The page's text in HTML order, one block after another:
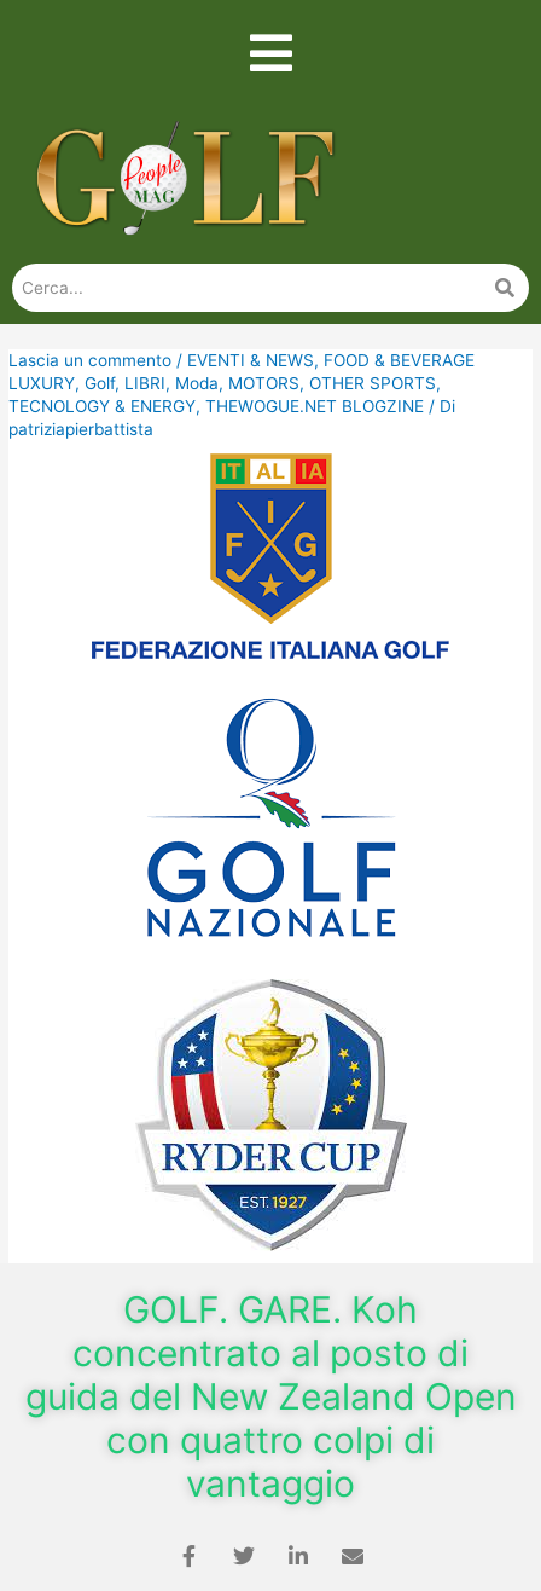
Lascia un commento / EVENTI & NEWS, FOOD & BEVERAGE
LUXURY,Golf, LIBRI, Moda, MOTORS,OTHER SPORTS,
TECNOLOGY & ENERGY,THEWOGUE.NET BLOGZINE / Di
patriziapierbattista
GOLF. GARE. Koh
concentrato al posto di
guida del New Zealand Open
con quattro colpi di
vantaggio